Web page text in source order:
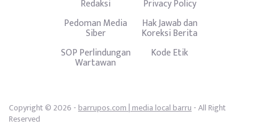
Redaksi
Privacy Policy
Pedoman Media
Siber
Hak Jawab dan
Koreksi Berita
SOP Perlindungan
Wartawan
Kode Etik
Copyright © 2026 -barrupos.com | media local barru- All Right
Reserved